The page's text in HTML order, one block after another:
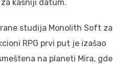
kasniji datum.
studija Monolith Soft za
RPG prvi put je izašao
na planeti Mira, gde